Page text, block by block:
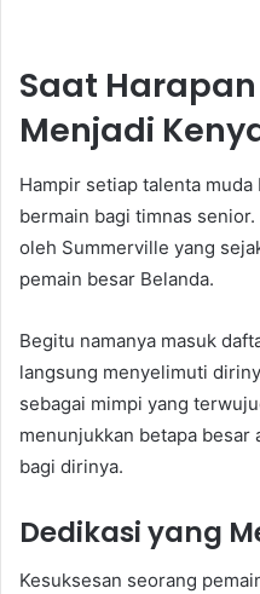
Saat
Menjadi
Hampir setiap talenta
bermain bagi timnas
oleh Summerville yang
pemain besar Belanda.
Begitu namanya masuk
langsung menyelimuti
sebagai mimpi yang
menunjukkan betapa besar
bagi dirinya.
Dedikasi yang
Kesuksesan seorang